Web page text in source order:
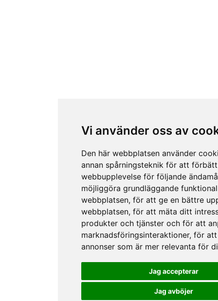
Vi använder oss av
Den här webbplatsen använder
annan spårningsteknik för att
webbupplevelse för följande
möjliggöra grundläggande
webbplatsen, för att ge en bättre
webbplatsen, för att mäta ditt
produkter och tjänster och för att
marknadsföringsinteraktioner, för att
annonser som är mer relevanta för
Jag accepterar
Jag avböjer